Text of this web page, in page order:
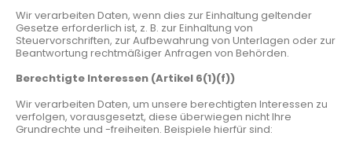
Wir verarbeiten Daten, wenn dies zur Einhaltung geltender
Gesetze erforderlich ist, z. B. zur Einhaltung von
Steuervorschriften, zur Aufbewahrung von Unterlagen oder zur
Beantwortung rechtmäßiger Anfragen von Behörden.
Berechtigte Interessen (Artikel 6(1)(f))
Wir verarbeiten Daten, um unsere berechtigten Interessen zu
verfolgen, vorausgesetzt, diese überwiegen nicht Ihre
Grundrechte und -freiheiten. Beispiele hierfür sind: